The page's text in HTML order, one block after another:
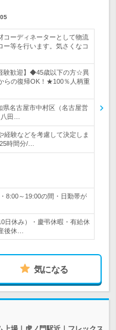
コーディネーターとして物流
等を行います。気さくなコ
験歓迎】◆45歳以下の方☆異
らの復帰OK！★100％人柄重
名古屋市中村区（名古屋営
田…
験などを考慮して決定しま
時間分/…
8:00～19:00の間・日勤帯が
日休み）・慶弔休暇・有給休
後休…
気になる